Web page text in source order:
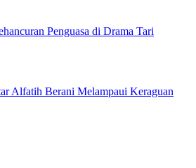
Penguasa di Drama Tari
Alfatih Berani Melampaui Keraguan